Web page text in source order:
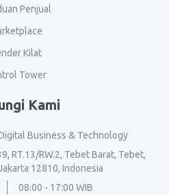
Penjual
Kilat
Tower
Kami
Business & Technology
RT.13/RW.2, Tebet Barat, Tebet,
12810, Indonesia
08:00 - 17:00 WIB